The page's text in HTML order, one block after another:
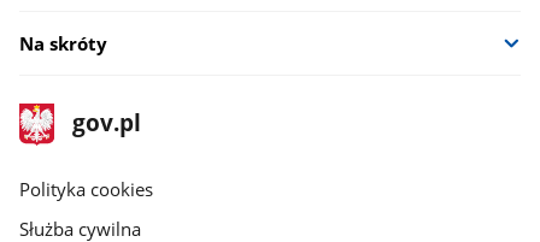
Na skróty
stopka
gov.pl
Strona
gov.pl
gov.pl
Polityka cookies
Służba cywilna